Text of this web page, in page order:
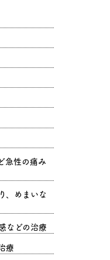
急性の痛み
、めまいな
などの治療
療